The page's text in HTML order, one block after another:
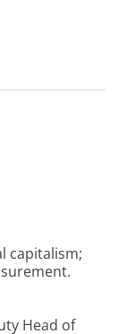
capitalism;
Head of